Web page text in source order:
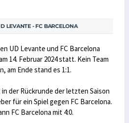
LEVANTE - FC BARCELONA
UD Levante und FC Barcelona
14. Februar 2024 statt. Kein Team
am Ende stand es 1:1.
der Rückrunde der letzten Saison
für ein Spiel gegen FC Barcelona.
FC Barcelona mit 4:0.